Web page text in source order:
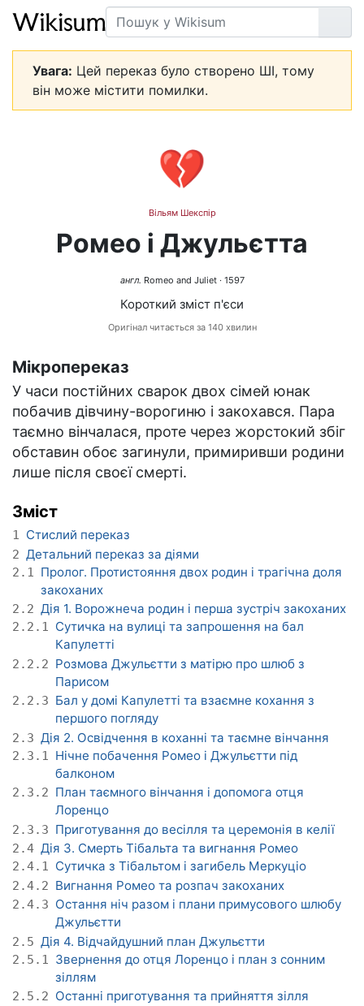
Пошук
Увага: Цей переказ було створено ШІ, тому
він може містити помилки.
💔
Вільям Шекспір
Ромео і Джульєтта
англ. Romeo and Juliet · 1597
Короткий зміст п'єси
Оригінал читається за 140 хвилин
Мікропереказ
У часи постійних сварок двох сімей юнак
побачив дівчину-ворогиню і закохався. Пара
таємно вінчалася, проте через жорстокий збіг
обставин обоє загинули, примиривши родини
лише після своєї смерті.
Зміст
1 Стислий переказ
2 Детальний переказ за діями
2.1
Пролог. Протистояння двох родин і трагічна доля
закоханих
2.2 Дія 1. Ворожнеча родин і перша зустріч закоханих
2.2.1 Сутичка на вулиці та запрошення на бал
Капулетті
2.2.2 Розмова Джульєтти з матірю про шлюб з
Парисом
2.2.3 Бал у домі Капулетті та взаємне кохання з
першого погляду
2.3 Дія 2. Освідчення в коханні та таємне вінчання
2.3.1
Нічне побачення Ромео і Джульєтти під
балконом
2.3.2 План таємного вінчання і допомога отця
Лоренцо
2.3.3 Приготування до весілля та церемонія в келії
2.4 Дія 3. Смерть Тібальта та вигнання Ромео
2.4.1 Сутичка з Тібальтом і загибель Меркуціо
2.4.2 Вигнання Ромео та розпач закоханих
2.4.3 Остання ніч разом і плани примусового шлюбу
Джульєтти
2.5 Дія 4. Відчайдушний план Джульєтти
2.5.1 Звернення до отця Лоренцо і план з сонним
зіллям
2.5.2 Останні приготування та прийняття зілля